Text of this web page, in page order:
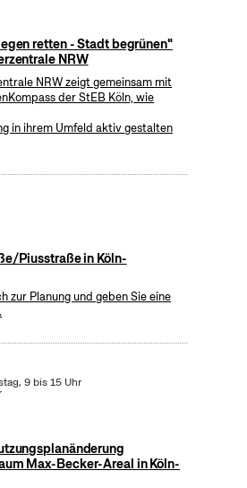
retten - Stadt begrünen"
NRW
NRW zeigt gemeinsam mit
der StEB Köln, wie
in ihrem Umfeld aktiv gestalten
Piusstraße in Köln-
zur Planung und geben Sie eine
9 bis 15 Uhr
Max-Becker-Areal in Köln-